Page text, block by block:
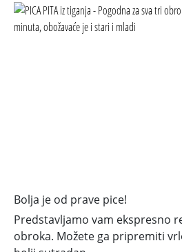
Bolja je od prave pice!
Predstavljamo vam ekspresno
obroka. Možete ga pripremiti